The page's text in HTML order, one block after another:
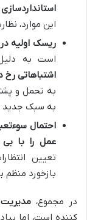
این موارد،
ریسک اولیه
است به
اشتباهاتی رخ
به تحمل و
به سبک جدید
احتمال
عمل را با
تعیین
بازخورد منظم
در مجموع،